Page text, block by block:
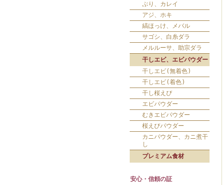
ぶり、カレイ
アジ、ホキ
縞ほっけ、メバル
サゴシ、白糸ダラ
メルルーサ、助宗ダラ
干しエビ、エビパウダー
干しエビ(無着色)
干しエビ(着色)
干し桜えび
エビパウダー
むきエビパウダー
桜えびパウダー
カニパウダー、カニ煮干
し
プレミアム食材
安心・信頼の証